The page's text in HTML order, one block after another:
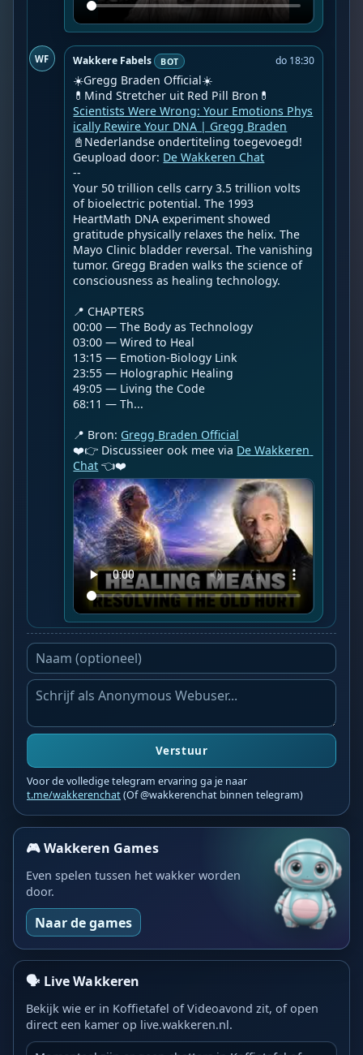
WF Wakkere Fabels BOT do 18:30
☀️Gregg Braden Official☀️
Scientists Were Wrong: Your Emotions Phys
ically Rewire Your DNA | Gregg Braden
📓Nederlandse ondertiteling toegevoegd!
Geupload door: De Wakkeren Chat
--
Your 50 trillion cells carry 3.5 trillion volts
of bioelectric potential. The 1993
HeartMath DNA experiment showed
gratitude physically relaxes the helix. The
Mayo Clinic bladder reversal. The vanishing
tumor. Gregg Braden walks the science of
consciousness as healing technology.
📍 CHAPTERS
00:00 — The Body as Technology
03:00 — Wired to Heal
13:15 — Emotion-Biology Link
23:55 — Holographic Healing
49:05 — Living the Code
68:11 — Th...
📍 Bron: Gregg Braden Official
❤️👉 Discussieer ook mee via De Wakkeren
Chat 👈❤️
Verstuur
Voor de volledige telegram ervaring ga je naar
t.me/wakkerenchat(Of @wakkerenchat binnen telegram)
🎮 Wakkeren Games
Even spelen tussen het wakker worden
door.
Naar de games
🗣️ Live Wakkeren
Bekijk wie er in Koffietafel of Videoavond zit, of open
direct een kamer op live.wakkeren.nl.